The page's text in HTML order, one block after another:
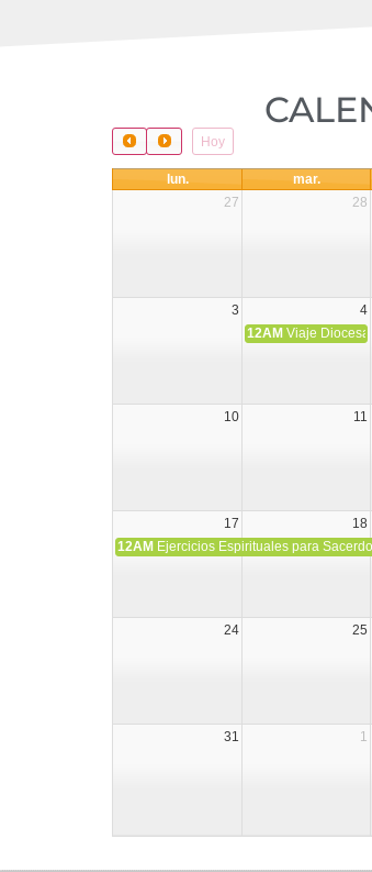
Hoy
lun. mar.
27
28
3 4
12AM Viaje
10 11
17 18
12AM Ejercicios Espirituales para
24 25
31 1